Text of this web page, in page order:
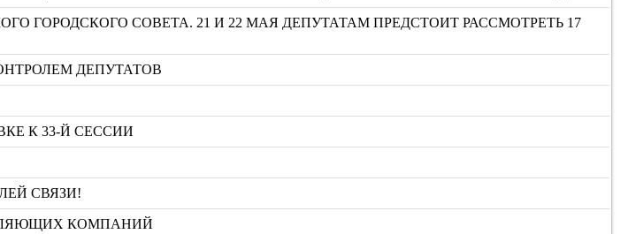
ГОРОДСКОГО СОВЕТА. 21 И 22 МАЯ ДЕПУТАТАМ ПРЕДСТОИТ РАССМОТРЕТЬ 17
ДЕПУТАТОВ
К 33-Й СЕССИИ
СВЯЗИ!
КОМПАНИЙ